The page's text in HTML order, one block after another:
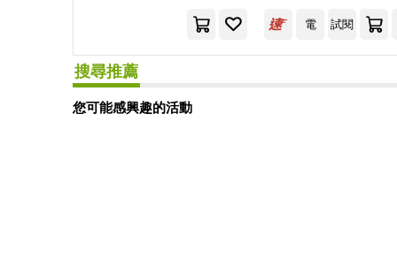
電 試閱
搜尋推薦
您可能感興趣的活動